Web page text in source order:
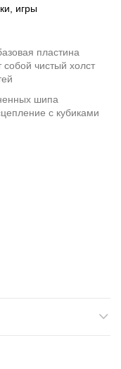
игры
пластина
чистый холст
шипа
с кубиками